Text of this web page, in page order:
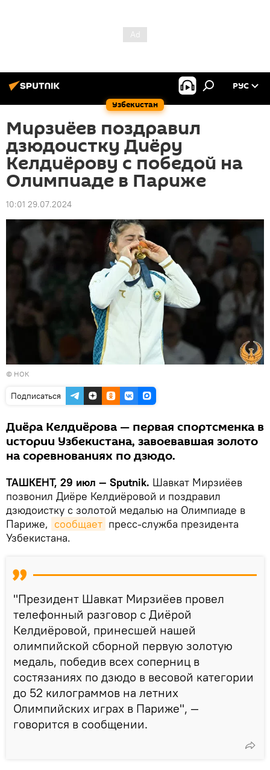
Узбекистан
РУС
Мирзиёев поздравил
дзюдоистку Диёру
Келдиёрову с победой на
Олимпиаде в Париже
10:01 29.07.2024
© НОК
Подписаться
Диёра Келдиёрова — первая спортсменка в
истории Узбекистана, завоевавшая золото
на соревнованиях по дзюдо.
ТАШКЕНТ, 29 июл — Sputnik. Шавкат Мирзиёев
позвонил Диёре Келдиёровой и поздравил
дзюдоистку с золотой медалью на Олимпиаде в
Париже, сообщает пресс-служба президента
Узбекистана.
"Президент Шавкат Мирзиёев провел
телефонный разговор с Диёрой
Келдиёровой, принесшей нашей
олимпийской сборной первую золотую
медаль, победив всех соперниц в
состязаниях по дзюдо в весовой категории
до 52 килограммов на летних
Олимпийских играх в Париже", —
говорится в сообщении.